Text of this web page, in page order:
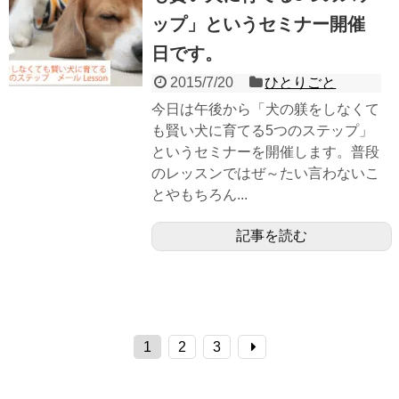
ップ」というセミナー開催
日です。
2015/7/20
ひとりごと
今日は午後から「犬の躾をしなくて
も賢い犬に育てる5つのステップ」
というセミナーを開催します。普段
のレッスンではぜ～たい言わないこ
とやもちろん...
記事を読む
1 2 3